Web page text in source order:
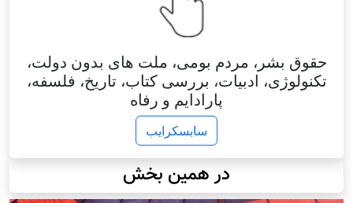
حقوق بشر، مردم بومی، ملت های بدون دولت،
تکنولوژی، ادبیات، بررسی کتاب، تاریخ، فلسفه،
پارادایم و رفاه
سابسکرایب
در همین بخش